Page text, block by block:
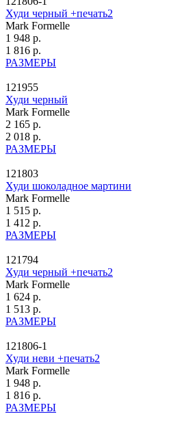
Худи черный +печать2
Mark Formelle
1 948 р.
1 816 р.
РАЗМЕРЫ
121955
Худи черный
Mark Formelle
2 165 р.
2 018 р.
РАЗМЕРЫ
121803
Худи шоколадное мартини
Mark Formelle
1 515 р.
1 412 р.
РАЗМЕРЫ
121794
Худи черный +печать2
Mark Formelle
1 624 р.
1 513 р.
РАЗМЕРЫ
121806-1
Худи неви +печать2
Mark Formelle
1 948 р.
1 816 р.
РАЗМЕРЫ